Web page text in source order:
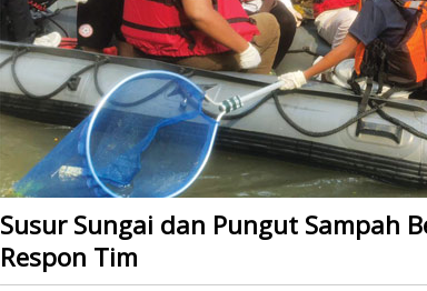
Susur Sungai dan Pungut Sampah
Respon Tim